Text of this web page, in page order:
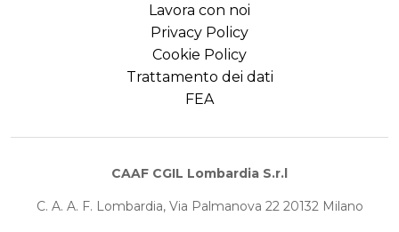
Lavora con noi
Privacy Policy
Cookie Policy
Trattamento dei dati
FEA
CAAF CGIL Lombardia S.r.l
C. A. A. F. Lombardia, Via Palmanova 22 20132 Milano